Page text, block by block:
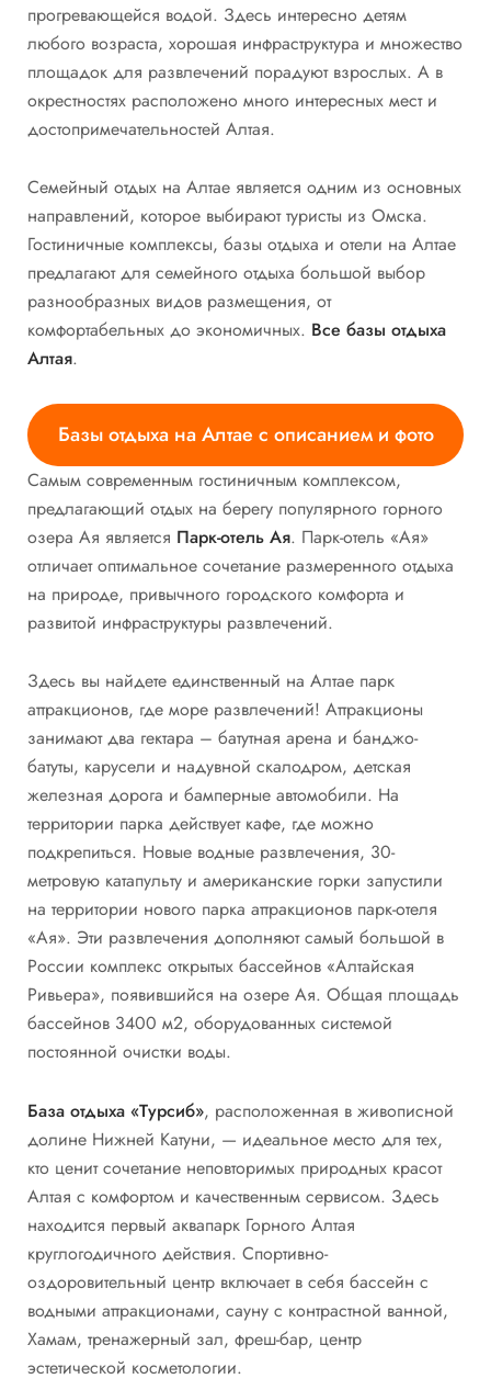
прогревающейся водой. Здесь интересно детям
любого возраста, хорошая инфраструктура и множество
площадок для развлечений порадуют взрослых. А в
окрестностях расположено много интересных мест и
достопримечательностей Алтая.
Семейный отдых на Алтае является одним из основных
направлений, которое выбирают туристы из Омска.
Гостиничные комплексы, базы отдыха и отели на Алтае
предлагают для семейного отдыха большой выбор
разнообразных видов размещения, от
комфортабельных до экономичных. Все базы отдыха
Алтая.
Базы отдыха на Алтае с описанием и фото
Самым современным гостиничным комплексом,
предлагающий отдых на берегу популярного горного
озера Ая является Парк-отель Ая. Парк-отель «Ая»
отличает оптимальное сочетание размеренного отдыха
на природе, привычного городского комфорта и
развитой инфраструктуры развлечений.
Здесь вы найдете единственный на Алтае парк
аттракционов, где море развлечений! Аттракционы
занимают два гектара – батутная арена и банджо-
батуты, карусели и надувной скалодром, детская
железная дорога и бамперные автомобили. На
территории парка действует кафе, где можно
подкрепиться. Новые водные развлечения, 30-
метровую катапульту и американские горки запустили
на территории нового парка аттракционов парк-отеля
«Ая». Эти развлечения дополняют самый большой в
России комплекс открытых бассейнов «Алтайская
Ривьера», появившийся на озере Ая. Общая площадь
бассейнов 3400 м2, оборудованных системой
постоянной очистки воды.
База отдыха «Турсиб», расположенная в живописной
долине Нижней Катуни, — идеальное место для тех,
кто ценит сочетание неповторимых природных красот
Алтая с комфортом и качественным сервисом. Здесь
находится первый аквапарк Горного Алтая
круглогодичного действия. Спортивно-
оздоровительный центр включает в себя бассейн с
водными аттракционами, сауну с контрастной ванной,
Хамам, тренажерный зал, фреш-бар, центр
эстетической косметологии.